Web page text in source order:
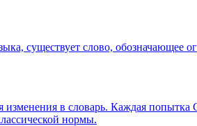
существует слово,
в словарь. Каждая попытка
нормы.